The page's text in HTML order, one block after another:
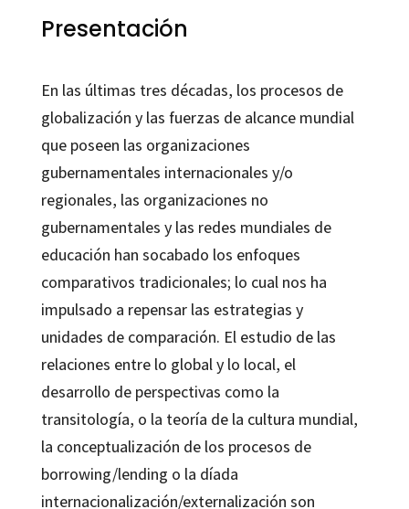
Presentación
En las últimas tres décadas, los procesos de
globalización y las fuerzas de alcance mundial
que poseen las organizaciones
gubernamentales internacionales y/o
regionales, las organizaciones no
gubernamentales y las redes mundiales de
educación han socabado los enfoques
comparativos tradicionales; lo cual nos ha
impulsado a repensar las estrategias y
unidades de comparación. El estudio de las
relaciones entre lo global y lo local, el
desarrollo de perspectivas como la
transitología, o la teoría de la cultura mundial,
la conceptualización de los procesos de
borrowing/lending o la díada
internacionalización/externalización son